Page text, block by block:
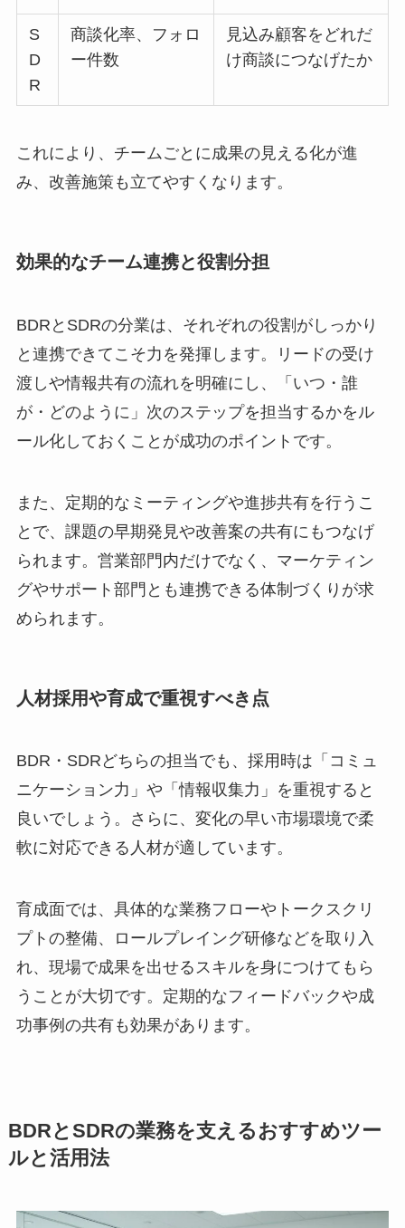
S
D
R
商談化率、フォロ
ー件数
見込み顧客をどれだ
け商談につなげたか
これにより、チームごとに成果の見える化が進
み、改善施策も立てやすくなります。
効果的なチーム連携と役割分担
BDRとSDRの分業は、それぞれの役割がしっかり
と連携できてこそ力を発揮します。リードの受け
渡しや情報共有の流れを明確にし、「いつ・誰
が・どのように」次のステップを担当するかをル
ール化しておくことが成功のポイントです。
また、定期的なミーティングや進捗共有を行うこ
とで、課題の早期発見や改善案の共有にもつなげ
られます。営業部門内だけでなく、マーケティン
グやサポート部門とも連携できる体制づくりが求
められます。
人材採用や育成で重視すべき点
BDR・SDRどちらの担当でも、採用時は「コミュ
ニケーション力」や「情報収集力」を重視すると
良いでしょう。さらに、変化の早い市場環境で柔
軟に対応できる人材が適しています。
育成面では、具体的な業務フローやトークスクリ
プトの整備、ロールプレイング研修などを取り入
れ、現場で成果を出せるスキルを身につけてもら
うことが大切です。定期的なフィードバックや成
功事例の共有も効果があります。
BDRとSDRの業務を支えるおすすめツー
ルと活用法